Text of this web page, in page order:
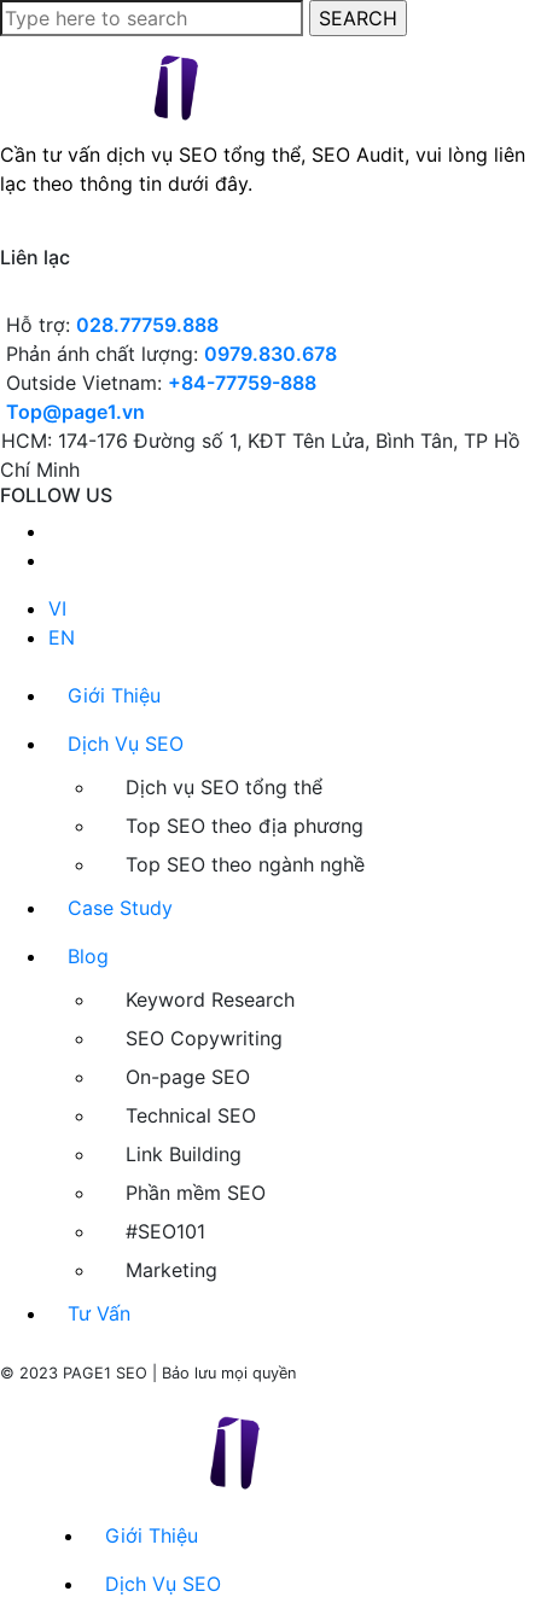
Cần tư vấn dịch vụ SEO tổng thể, SEO Audit, vui lòng liên
lạc theo thông tin dưới đây.
Liên lạc
Hỗ trợ: 028.77759.888
Phản ánh chất lượng: 0979.830.678
Outside Vietnam: +84-77759-888
Top@page1.vn
HCM: 174-176 Đường số 1, KĐT Tên Lửa, Bình Tân, TP Hồ
Chí Minh
FOLLOW US
VI
EN
Giới Thiệu
Dịch Vụ SEO
Dịch vụ SEO tổng thể
Top SEO theo địa phương
Top SEO theo ngành nghề
Case Study
Blog
Keyword Research
SEO Copywriting
On-page SEO
Technical SEO
Link Building
Phần mềm SEO
#SEO101
Marketing
Tư Vấn
© 2023 PAGE1 SEO | Bảo lưu mọi quyền
Giới Thiệu
Dịch Vụ SEO